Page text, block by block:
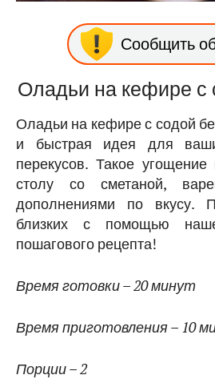
Сообщить
Оладьи на кефире с
Оладьи на кефире с содой
и быстрая идея для
перекусов. Такое
столу со сметаной,
дополнениями по вкусу.
близких с помощью
пошагового рецепта!
Время готовки – 20 минут
Время приготовления – 10
Порции – 2